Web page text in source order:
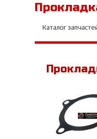
Каталог